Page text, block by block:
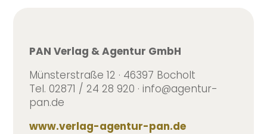
PAN Verlag & Agentur GmbH
Münsterstraße 12 · 46397 Bocholt
Tel. 02871 / 24 28 920 · info@agentur-
pan.de
www.verlag-agentur-pan.de